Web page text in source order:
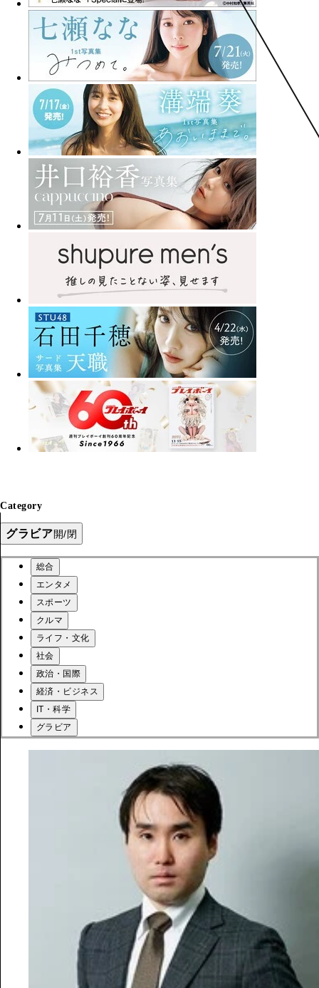
Category
グラビア開/閉
総合
エンタメ
スポーツ
クルマ
ライフ・文化
社会
政治・国際
経済・ビジネス
IT・科学
グラビア